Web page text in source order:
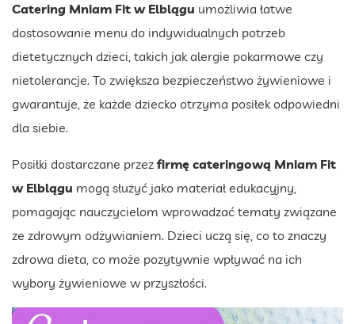
Catering Mniam Fit w Elblągu umożliwia łatwe
dostosowanie menu do indywidualnych potrzeb
dietetycznych dzieci, takich jak alergie pokarmowe czy
nietolerancje. To zwiększa bezpieczeństwo żywieniowe i
gwarantuje, że każde dziecko otrzyma posiłek odpowiedni
dla siebie.
Posiłki dostarczane przez firmę cateringową Mniam Fit
w Elblągu mogą służyć jako materiał edukacyjny,
pomagając nauczycielom wprowadzać tematy związane
ze zdrowym odżywianiem. Dzieci uczą się, co to znaczy
zdrowa dieta, co może pozytywnie wpływać na ich
wybory żywieniowe w przyszłości.